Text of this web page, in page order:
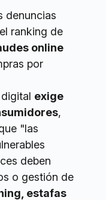
denuncias
ranking de
online
por
exige
,
"las
deben
o gestión de
estafas